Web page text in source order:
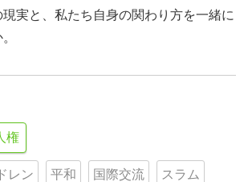
実と、私たち自身の関わり方を一緒に
権
レン 平和 国際交流 スラム